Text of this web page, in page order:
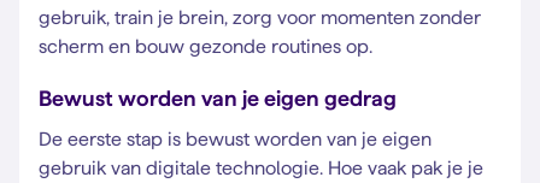
gebruik, train je brein, zorg voor momenten zonder
scherm en bouw gezonde routines op.
Bewust worden van je eigen gedrag
De eerste stap is bewust worden van je eigen
gebruik van digitale technologie. Hoe vaak pak je je